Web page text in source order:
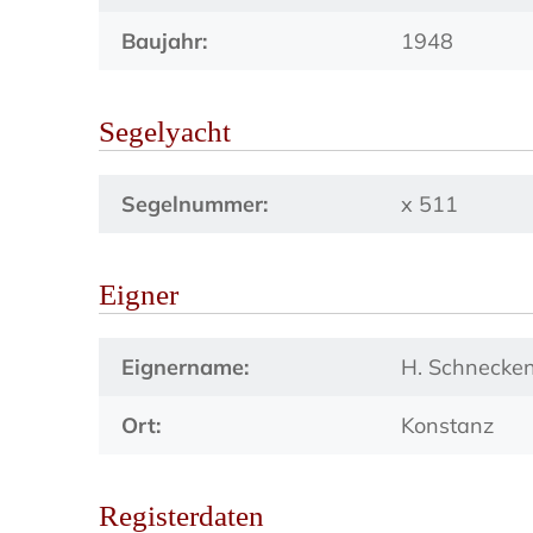
Baujahr: 1948
Segelyacht
Segelnummer: x 511
Eigner
Eignername: H.
Ort: Konstanz
Registerdaten